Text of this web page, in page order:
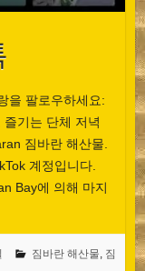
을 팔로우하세요:
기는 단체 저녁
짐바란 해산물.
계정입니다.
Bay에 의해 마지
짐바란 해산물, 짐
do Brasil